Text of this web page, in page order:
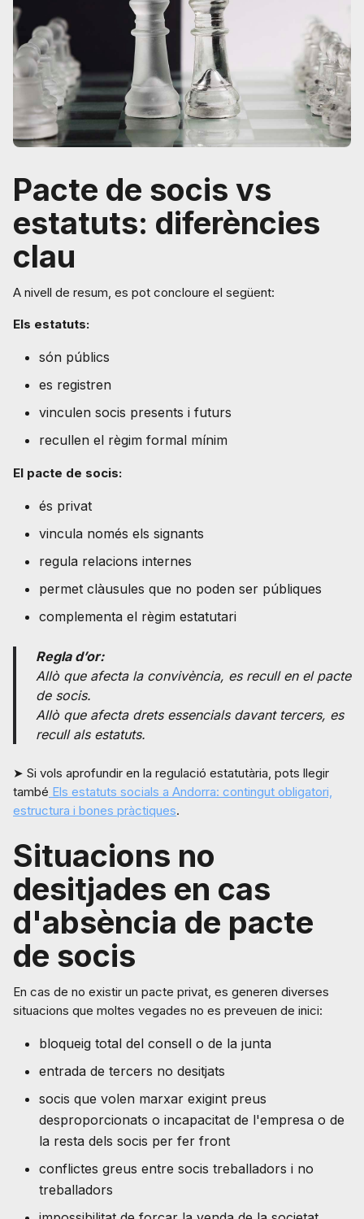
Pacte de socis vs
estatuts: diferències
clau
A nivell de resum, es pot concloure el següent:
Els estatuts:
són públics
es registren
vinculen socis presents i futurs
recullen el règim formal mínim
El pacte de socis:
és privat
vincula només els signants
regula relacions internes
permet clàusules que no poden ser públiques
complementa el règim estatutari
Regla d’or:
Allò que afecta la convivència, es recull en el pacte
de socis.
Allò que afecta drets essencials davant tercers, es
recull als estatuts.
➤ Si vols aprofundir en la regulació estatutària, pots llegir
també Els estatuts socials a Andorra: contingut obligatori,
estructura i bones pràctiques.
Situacions no
desitjades en cas
d'absència de pacte
de socis
En cas de no existir un pacte privat, es generen diverses
situacions que moltes vegades no es preveuen de inici:
bloqueig total del consell o de la junta
entrada de tercers no desitjats
socis que volen marxar exigint preus
desproporcionats o incapacitat de l'empresa o de
la resta dels socis per fer front
conflictes greus entre socis treballadors i no
treballadors